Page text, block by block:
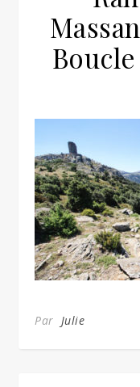
Par Julie